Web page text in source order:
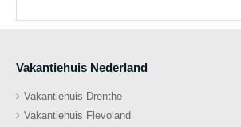
Vakantiehuis Nederland
Vakantiehuis Drenthe
Vakantiehuis Flevoland